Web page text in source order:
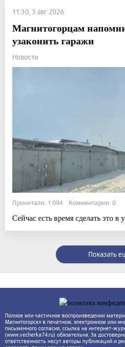
11:30, 3 авг 2026
Магнитогорцам
узаконить гаражи
Новости
Прочитали: 1 094 Комментарии: 0
Сейчас есть время сделать это
Показать
Полное или частичное воспроизведении
Магнитогорск» в печатном, электронном или
письменного согласия, ссылка на интернет-
(www.vecherka74.ru) обязательна. За
ответственность несут авторы публикаций и